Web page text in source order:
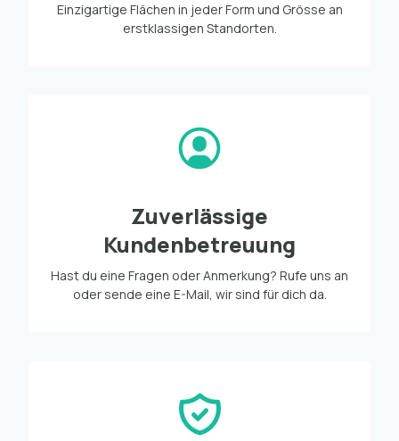
Einzigartige Flächen in jeder Form und Grösse an
erstklassigen Standorten.
Zuverlässige
Kundenbetreuung
Hast du eine Fragen oder Anmerkung? Rufe uns an
oder sende eine E-Mail, wir sind für dich da.